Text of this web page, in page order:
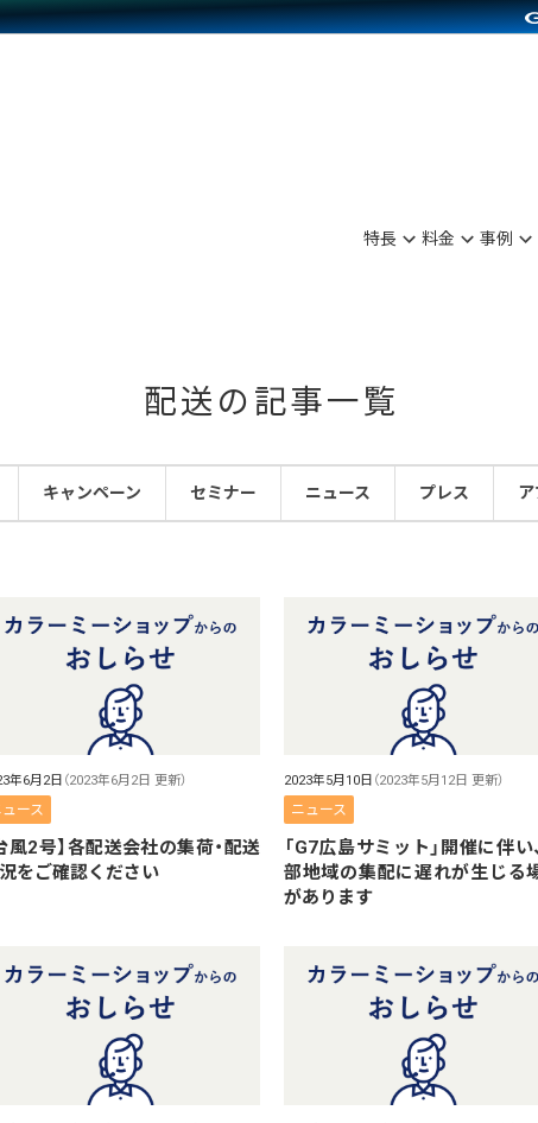
特長 料金 事例
に見る
ながる集客
との連携
業種別に見る
料金シミュレーション
連携代行
配送の記事一覧
キャンペーン セミナー ニュース プレス
年6月2日 （2023年6月2日 更新）
ュース
風2号】各配送会社の集荷・配送
をご確認ください
2023年5月10日 （2023年5月12日 更新）
ニュース
「G7広島サミット」開催に伴い
部地域の集配に遅れが生じる
があります